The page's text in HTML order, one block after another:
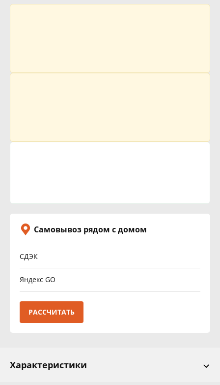
Самовывоз рядом с домом
СДЭК
Яндекс GO
РАССЧИТАТЬ
Характеристики